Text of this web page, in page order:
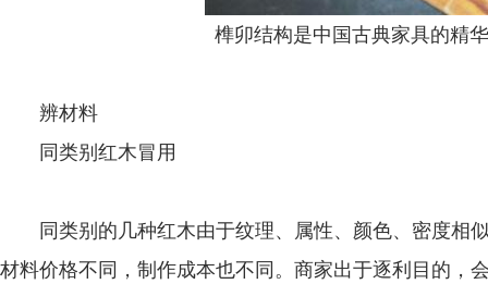
榫卯结构是中国古典家具的精华
辨材料
同类别红木冒用
同类别的几种红木由于纹理、属性、颜色、密度相
材料价格不同，制作成本也不同。商家出于逐利目的，